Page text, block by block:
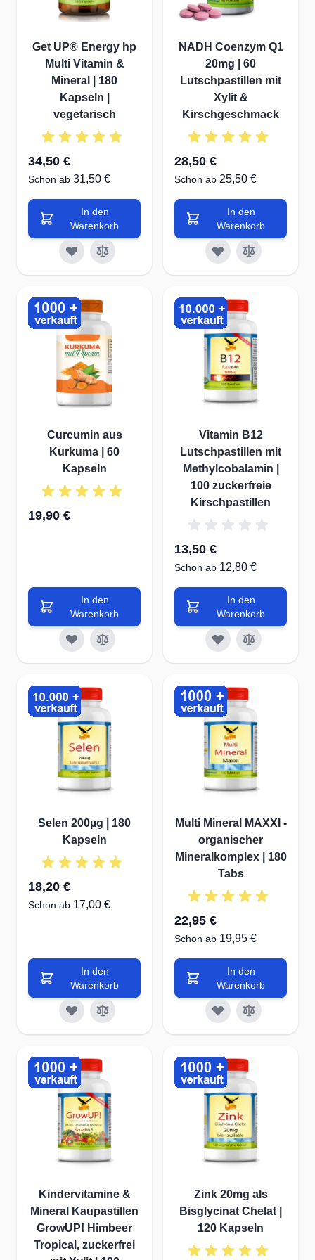
24,95 €
Schon ab 22,90 €
Get UP® Energy hp
Multi Vitamin &
Mineral | 180
Kapseln |
vegetarisch
34,50 €
Schon ab 31,50 €
In den
Warenkorb
NADH Coenzym Q1
20mg | 60
Lutschpastillen mit
Xylit &
Kirschgeschmack
28,50 €
Schon ab 25,50 €
In den
Warenkorb
Curcumin aus
Kurkuma | 60
Kapseln
19,90 €
In den
Warenkorb
Vitamin B12
Lutschpastillen mit
Methylcobalamin |
100 zuckerfreie
Kirschpastillen
13,50 €
Schon ab 12,80 €
In den
Warenkorb
Selen 200µg | 180
Kapseln
18,20 €
Schon ab 17,00 €
In den
Warenkorb
Multi Mineral MAXXI -
organischer
Mineralkomplex | 180
Tabs
22,95 €
Schon ab 19,95 €
In den
Warenkorb
Kindervitamine &
Mineral Kaupastillen
GrowUP! Himbeer
Tropical, zuckerfrei
Zink 20mg als
Bisglycinat Chelat |
120 Kapseln